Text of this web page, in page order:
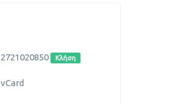
2721020850 Κλήση
vCard